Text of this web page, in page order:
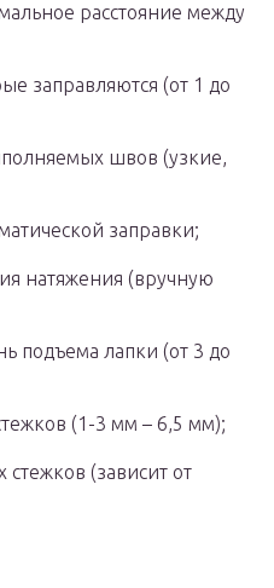
расстояние между
заправляются (от 1 до
швов (узкие,
заправки;
натяжения (вручную
подъема лапки (от 3 до
(1-3 мм – 6,5 мм);
(зависит от